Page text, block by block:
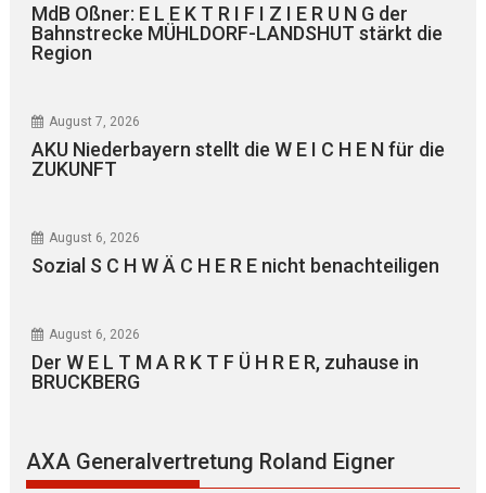
MdB Oßner: E L E K T R I F I Z I E R U N G der
Bahnstrecke MÜHLDORF-LANDSHUT stärkt die
Region
August 7, 2026
AKU Niederbayern stellt die W E I C H E N für die
ZUKUNFT
August 6, 2026
Sozial S C H W Ä C H E R E nicht benachteiligen
August 6, 2026
Der W E L T M A R K T F Ü H R E R, zuhause in
BRUCKBERG
AXA Generalvertretung Roland Eigner